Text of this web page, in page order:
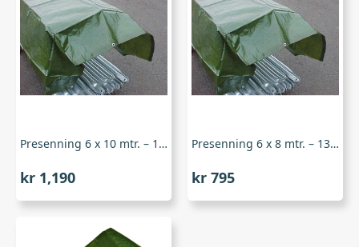
Presenning 6 x 10 mtr. – 130 gram/m2, OB Wiik
kr 1,190
Presenning 6 x 8 mtr. – 130 gram/m2, OB Wiik
kr 795